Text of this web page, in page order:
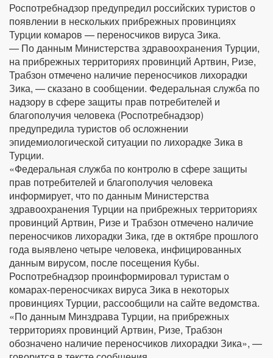
Роспотребнадзор предупредил российских туристов о
появлении в нескольких прибрежных провинциях
Турции комаров — переносчиков вируса Зика.
— По данным Министерства здравоохранения Турции,
на прибрежных территориях провинций Артвин, Ризе,
Трабзон отмечено наличие переносчиков лихорадки
Зика, — сказано в сообщении. Федеральная служба по
надзору в сфере защиты прав потребителей и
благополучия человека (Роспотребнадзор)
предупредила туристов об осложнении
эпидемиологической ситуации по лихорадке Зика в
Турции.
«Федеральная служба по контролю в сфере защиты
прав потребителей и благополучия человека
информирует, что по данным Министерства
здравоохранения Турции на прибрежных территориях
провинций Артвин, Ризе и Трабзон отмечено наличие
переносчиков лихорадки Зика, где в октябре прошлого
года выявлено четыре человека, инфицированных
данным вирусом, после посещения Кубы.
Роспотребнадзор проинформировал туристам о
комарах-переносчиках вируса Зика в некоторых
провинциях Турции, рассообщили на сайте ведомства.
«По данным Минздрава Турции, на прибрежных
территориях провинций Артвин, Ризе, Трабзон
обозначено наличие переносчиков лихорадки Зика», —